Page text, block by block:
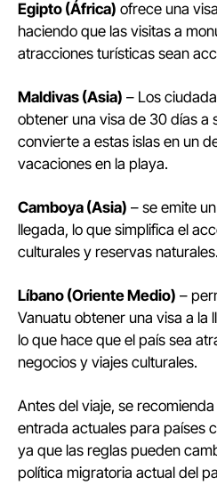
Egipto (África) ofrece una
haciendo que las visitas a
atracciones turísticas sean
Maldivas (Asia) – Los
obtener una visa de 30 días a
convierte a estas islas en un
vacaciones en la playa.
Camboya (Asia) – se emite
llegada, lo que simplifica el
culturales y reservas naturales.
Líbano (Oriente Medio) –
Vanuatu obtener una visa a la
lo que hace que el país sea
negocios y viajes culturales.
Antes del viaje, se
entrada actuales para países
ya que las reglas pueden
política migratoria actual del